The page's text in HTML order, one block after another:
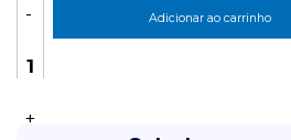
-
+
Adicionar ao carrinho